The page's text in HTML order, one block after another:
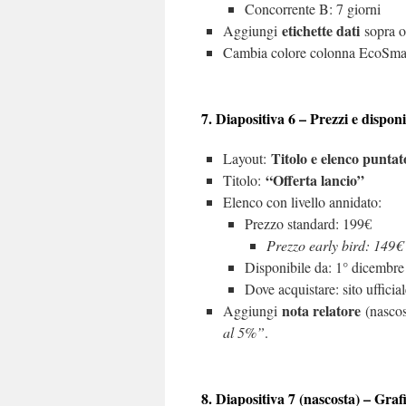
Concorrente B: 7 giorni
Aggiungi etichette dati sopra
Cambia colore colonna
7. Diapositiva 6 – Prezzi e
Layout: Titolo e elenco
Titolo: “Offerta lancio”
Elenco con livello annidato:
Prezzo standard: 199€
Prezzo early bird:
Disponibile da: 1° dicembre
Dove acquistare: sito
Aggiungi nota relatore
al 5%”.
8. Diapositiva 7 (nascosta) –